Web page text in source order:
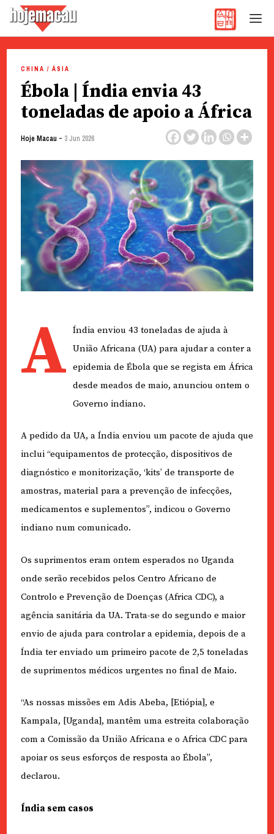
content
CHINA / ÁSIA
Ébola | Índia envia 43
toneladas de apoio a África
Hoje Macau - 3 Jun 2026
A Índia enviou 43 toneladas de ajuda à
União Africana (UA) para ajudar a conter a
epidemia de Ébola que se regista em África
desde meados de maio, anunciou ontem o
Governo indiano.
A pedido da UA, a Índia enviou um pacote de ajuda que
inclui “equipamentos de protecção, dispositivos de
diagnóstico e monitorização, ‘kits’ de transporte de
amostras, material para a prevenção de infecções,
medicamentos e suplementos”, indicou o Governo
indiano num comunicado.
Os suprimentos eram ontem esperados no Uganda
onde serão recebidos pelos Centro Africano de
Controlo e Prevenção de Doenças (Africa CDC), a
agência sanitária da UA. Trata-se do segundo e maior
envio de ajuda para controlar a epidemia, depois de a
Índia ter enviado um primeiro pacote de 2,5 toneladas
de suprimentos médicos urgentes no final de Maio.
“As nossas missões em Adis Abeba, [Etiópia], e
Kampala, [Uganda], mantêm uma estreita colaboração
com a Comissão da União Africana e o Africa CDC para
apoiar os seus esforços de resposta ao Ébola”,
declarou.
Índia sem casos